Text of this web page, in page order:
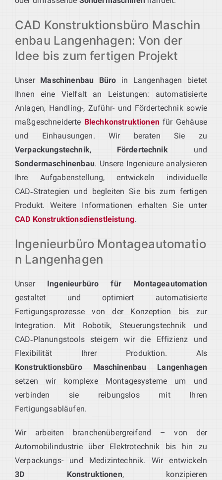
CAD Konstruktionsbüro Maschin
enbau Langenhagen: Von der
Idee bis zum fertigen Projekt
Unser Maschinenbau Büro in Langenhagen bietet
Ihnen eine Vielfalt an Leistungen: automatisierte
Anlagen, Handling-, Zuführ- und Fördertechnik sowie
maßgeschneiderte Blechkonstruktionenfür Gehäuse
und Einhausungen. Wir beraten Sie zu
Verpackungstechnik, Fördertechnikund
Sondermaschinenbau. Unsere Ingenieure analysieren
Ihre Aufgabenstellung, entwickeln individuelle
CAD‑Strategien und begleiten Sie bis zum fertigen
Produkt. Weitere Informationen erhalten Sie unter
CAD Konstruktionsdienstleistung.
Ingenieurbüro Montageautomatio
n Langenhagen
Unser Ingenieurbüro für Montageautomation
gestaltet und optimiert automatisierte
Fertigungsprozesse von der Konzeption bis zur
Integration. Mit Robotik, Steuerungstechnik und
CAD‑Planungstools steigern wir die Effizienz und
Flexibilität Ihrer Produktion. Als
Konstruktionsbüro Maschinenbau Langenhagen
setzen wir komplexe Montagesysteme um und
verbinden sie reibungslos mit Ihren
Fertigungsabläufen.
Wir arbeiten branchenübergreifend – von der
Automobilindustrie über Elektrotechnik bis hin zu
Verpackungs- und Medizintechnik. Wir entwickeln
3D Konstruktionen, konzipieren